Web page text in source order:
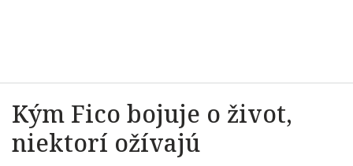
Kým Fico bojuje o život,
niektorí ožívajú